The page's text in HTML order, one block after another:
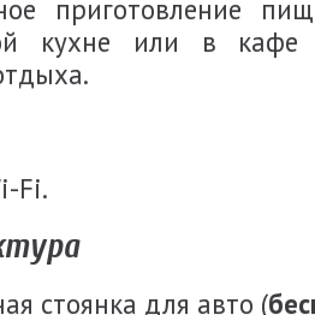
приготовление
кухне или в кафе
Fi.
стоянка для авто (